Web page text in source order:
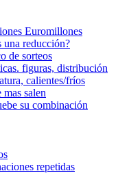
Euromillones
una reducción?
de sorteos
figuras, distribución
calientes/fríos
salen
su combinación
repetidas